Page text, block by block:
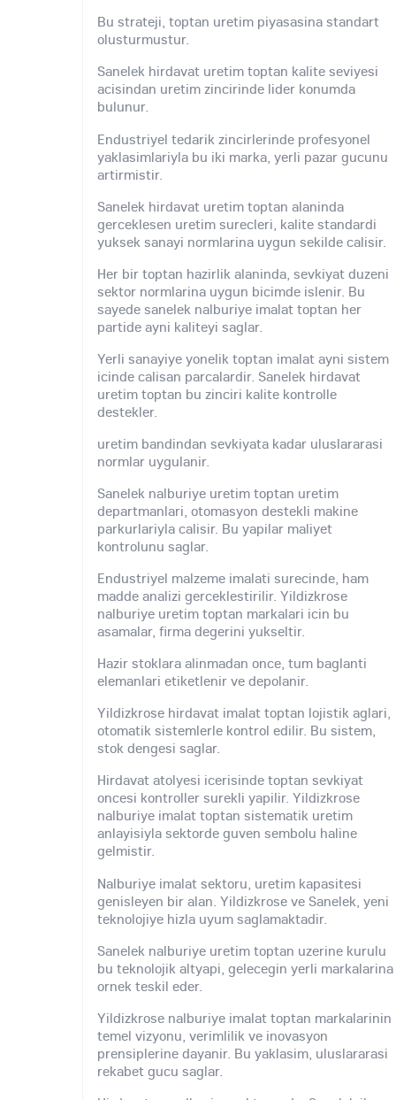
Bu strateji, toptan uretim piyasasina standart
olusturmustur.
Sanelek hirdavat uretim toptan kalite seviyesi
acisindan uretim zincirinde lider konumda
bulunur.
Endustriyel tedarik zincirlerinde profesyonel
yaklasimlariyla bu iki marka, yerli pazar gucunu
artirmistir.
Sanelek hirdavat uretim toptan alaninda
gerceklesen uretim surecleri, kalite standardi
yuksek sanayi normlarina uygun sekilde calisir.
Her bir toptan hazirlik alaninda, sevkiyat duzeni
sektor normlarina uygun bicimde islenir. Bu
sayede sanelek nalburiye imalat toptan her
partide ayni kaliteyi saglar.
Yerli sanayiye yonelik toptan imalat ayni sistem
icinde calisan parcalardir. Sanelek hirdavat
uretim toptan bu zinciri kalite kontrolle
destekler.
uretim bandindan sevkiyata kadar uluslararasi
normlar uygulanir.
Sanelek nalburiye uretim toptan uretim
departmanlari, otomasyon destekli makine
parkurlariyla calisir. Bu yapilar maliyet
kontrolunu saglar.
Endustriyel malzeme imalati surecinde, ham
madde analizi gerceklestirilir. Yildizkrose
nalburiye uretim toptan markalari icin bu
asamalar, firma degerini yukseltir.
Hazir stoklara alinmadan once, tum baglanti
elemanlari etiketlenir ve depolanir.
Yildizkrose hirdavat imalat toptan lojistik aglari,
otomatik sistemlerle kontrol edilir. Bu sistem,
stok dengesi saglar.
Hirdavat atolyesi icerisinde toptan sevkiyat
oncesi kontroller surekli yapilir. Yildizkrose
nalburiye imalat toptan sistematik uretim
anlayisiyla sektorde guven sembolu haline
gelmistir.
Nalburiye imalat sektoru, uretim kapasitesi
genisleyen bir alan. Yildizkrose ve Sanelek, yeni
teknolojiye hizla uyum saglamaktadir.
Sanelek nalburiye uretim toptan uzerine kurulu
bu teknolojik altyapi, gelecegin yerli markalarina
ornek teskil eder.
Yildizkrose nalburiye imalat toptan markalarinin
temel vizyonu, verimlilik ve inovasyon
prensiplerine dayanir. Bu yaklasim, uluslararasi
rekabet gucu saglar.